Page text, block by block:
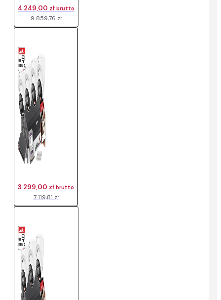
9 859,76 zł
4 249,00 zł brutto
7 119,81 zł
3 299,00 zł brutto